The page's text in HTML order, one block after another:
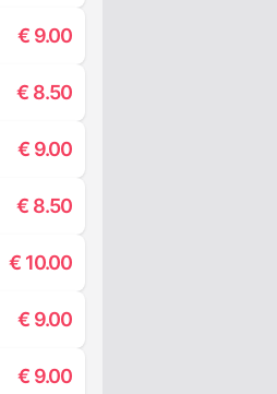
€ 9.00
€ 8.50
€ 9.00
€ 8.50
€ 10.00
€ 9.00
€ 9.00